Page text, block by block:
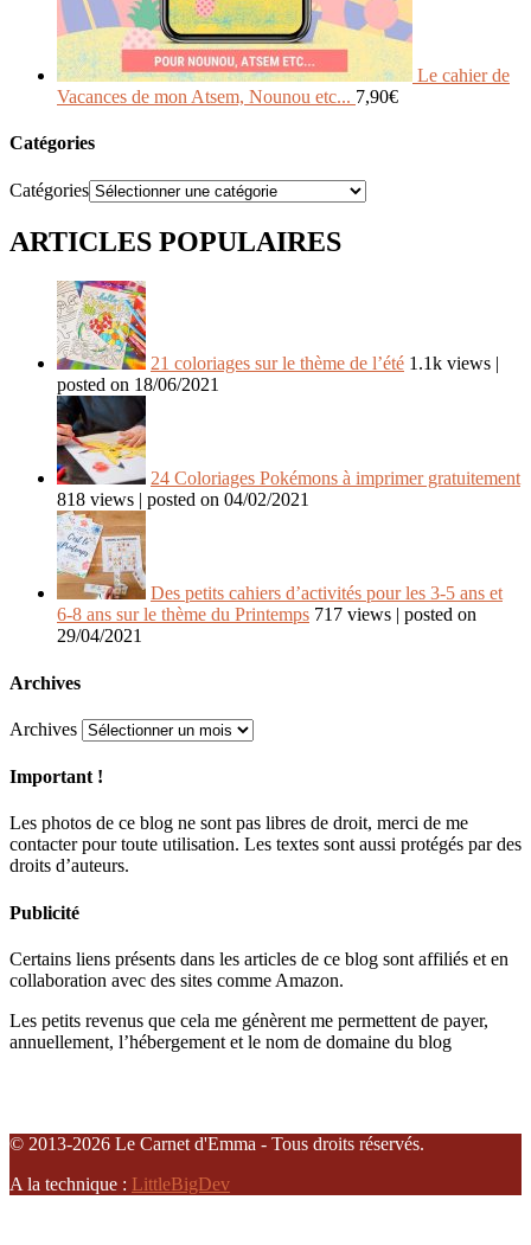
Le cahier de
Vacances de mon Atsem, Nounou etc... 7,90€
Catégories
Catégories
ARTICLES POPULAIRES
21 coloriages sur le thème de l’été 1.1k views |
posted on 18/06/2021
24 Coloriages Pokémons à imprimer gratuitement
818 views | posted on 04/02/2021
Des petits cahiers d’activités pour les 3-5 ans et
6-8 ans sur le thème du Printemps 717 views | posted on
29/04/2021
Archives
Archives
Important !
Les photos de ce blog ne sont pas libres de droit, merci de me
contacter pour toute utilisation. Les textes sont aussi protégés par des
droits d’auteurs.
Publicité
Certains liens présents dans les articles de ce blog sont affiliés et en
collaboration avec des sites comme Amazon.
Les petits revenus que cela me génèrent me permettent de payer,
annuellement, l’hébergement et le nom de domaine du blog
© 2013-2026 Le Carnet d'Emma - Tous droits réservés.
A la technique : LittleBigDev